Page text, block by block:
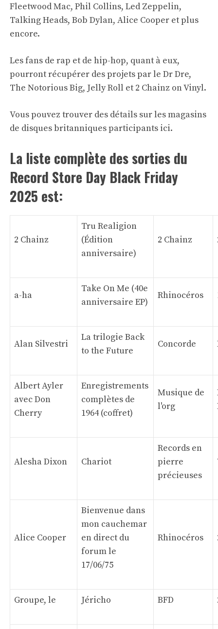
Fleetwood Mac, Phil Collins, Led Zeppelin,
Talking Heads, Bob Dylan, Alice Cooper et plus
encore.
Les fans de rap et de hip-hop, quant à eux,
pourront récupérer des projets par le Dr Dre,
The Notorious Big, Jelly Roll et 2 Chainz on Vinyl.
Vous pouvez trouver des détails sur les magasins
de disques britanniques participants ici.
La liste complète des sorties du
Record Store Day Black Friday
2025 est:
2 Chainz
Tru Realigion
(Édition
anniversaire)
2 Chainz
a-ha
Take On Me (40e
anniversaire EP)
Rhinocéros
Alan Silvestri
La trilogie Back
to the Future
Concorde
Albert Ayler
avec Don
Cherry
Enregistrements
complètes de
1964 (coffret)
Musique de
l'org
Alesha Dixon Chariot
Records en
pierre
précieuses
Alice Cooper
Bienvenue dans
mon cauchemar
en direct du
forum le
17/06/75
Rhinocéros
Groupe, le Jéricho BFD